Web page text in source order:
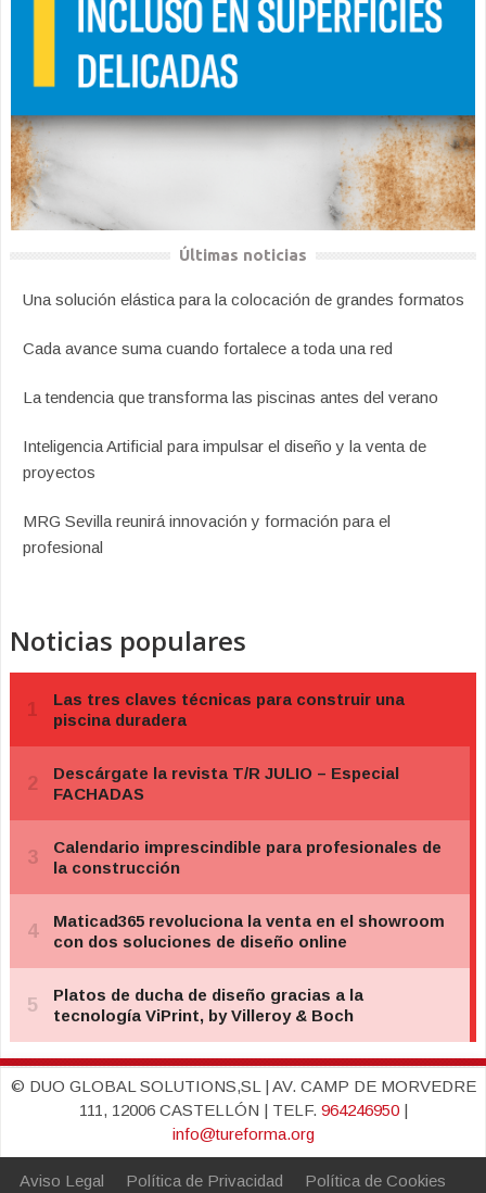
Últimas noticias
Una solución elástica para la colocación de grandes formatos
Cada avance suma cuando fortalece a toda una red
La tendencia que transforma las piscinas antes del verano
Inteligencia Artificial para impulsar el diseño y la venta de
proyectos
MRG Sevilla reunirá innovación y formación para el
profesional
Noticias populares
© DUO GLOBAL SOLUTIONS,SL | AV. CAMP DE MORVEDRE
111, 12006 CASTELLÓN | TELF. 964246950|
info@tureforma.org
Aviso Legal Política de Privacidad
Política de Cookies